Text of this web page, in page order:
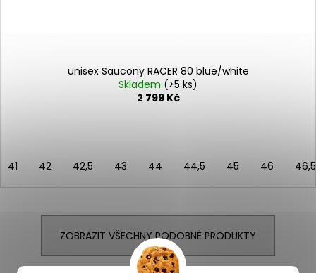
unisex Saucony RACER 80 blue/white
Skladem (>5 ks)
2 799 Kč
41 42 42,5 43 44 44,5 45 46 46,5
ZOBRAZIT VŠECHNY PODOBNÉ PRODUKTY